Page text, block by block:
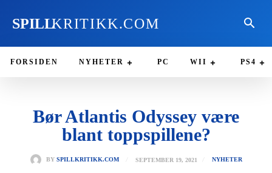
SPILLKRITIKK.COM
FORSIDEN NYHETER PC WII PS4
Bør Atlantis Odyssey være
blant toppspillene?
BY SPILLKRITIKK.COM SEPTEMBER 19, 2021 NYHETER